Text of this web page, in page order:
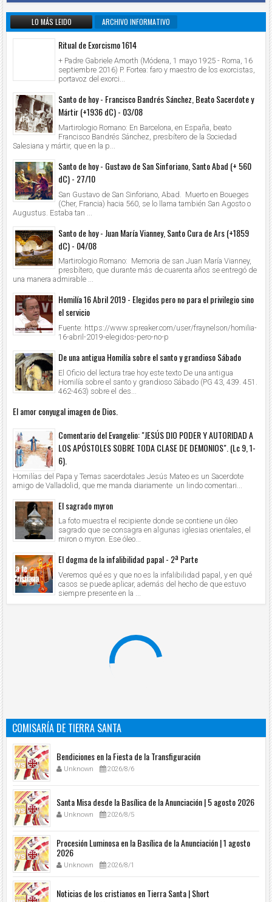
LO MÁS LEIDO ARCHIVO INFORMATIVO
Ritual de Exorcismo 1614
+ Padre Gabriele Amorth (Módena, 1 mayo 1925 - Roma, 16
septiembre 2016) P. Fortea: faro y maestro de los exorcistas,
portavoz del exorci...
Santo de hoy - Francisco Bandrés Sánchez, Beato Sacerdote y
Mártir (+1936 dC) - 03/08
Martirologio Romano: En Barcelona, en España, beato
Francisco Bandrés Sánchez, presbítero de la Sociedad
Salesiana y mártir, que en la p...
Santo de hoy - Gustavo de San Sinforiano, Santo Abad (+ 560
dC) - 27/10
San Gustavo de San Sinforiano, Abad. Muerto en Boueges
(Cher, Francia) hacia 560, se lo llama también San Agosto o
Augustus. Estaba tan ...
Santo de hoy - Juan María Vianney, Santo Cura de Ars (+1859
dC) - 04/08
Martirologio Romano: Memoria de san Juan María Vianney,
presbítero, que durante más de cuarenta años se entregó de
una manera admirable ...
Homilía 16 Abril 2019 - Elegidos pero no para el privilegio sino
el servicio
Fuente: https://www.spreaker.com/user/fraynelson/homilia-
16-abril-2019-elegidos-pero-no-p
De una antigua Homilía sobre el santo y grandioso Sábado
El Oficio del lectura trae hoy este texto De una antigua
Homilía sobre el santo y grandioso Sábado (PG 43, 439. 451.
462-463) sobre el des...
El amor conyugal imagen de Dios.
Comentario del Evangelio: "JESÚS DIO PODER Y AUTORIDAD A
LOS APÓSTOLES SOBRE TODA CLASE DE DEMONIOS". (Lc 9, 1-
6).
Homilías del Papa y Temas sacerdotales Jesús Mateo es un Sacerdote
amigo de Valladolid, que me manda diariamente un lindo comentari...
El sagrado myron
La foto muestra el recipiente donde se contiene un óleo
sagrado que se consagra en algunas iglesias orientales, el
miron o myron. Ese óleo...
El dogma de la infalibilidad papal - 2ª Parte
Veremos qué es y que no es la infalibilidad papal, y en qué
casos se puede aplicar, además del hecho de que estuvo
siempre presente en la ...
COMISARÍA DE TIERRA SANTA
Bendiciones en la Fiesta de la Transfiguración
Unknown 2026/8/6
Santa Misa desde la Basílica de la Anunciación | 5 agosto 2026
Unknown 2026/8/5
Procesión Luminosa en la Basílica de la Anunciación | 1 agosto
2026
Unknown 2026/8/1
Noticias de los cristianos en Tierra Santa | Short